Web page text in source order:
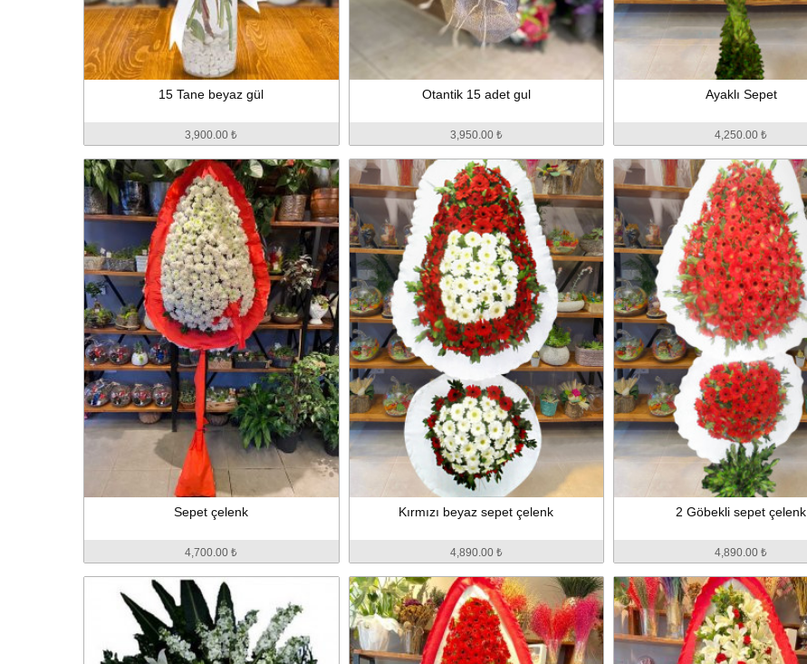
15 Tane beyaz gül
3,900.00 ₺
Otantik 15 adet gul
3,950.00 ₺
Ayaklı Sepet
4,250.00 ₺
Sepet çelenk
4,700.00 ₺
Kırmızı beyaz sepet çelenk
4,890.00 ₺
2 Göbekli sepet çelenk
4,890.00 ₺